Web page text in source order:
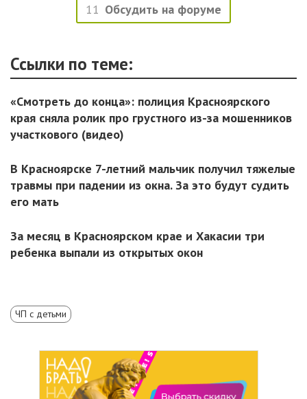
11 Обсудить на форуме
Ссылки по теме:
«Смотреть до конца»: полиция Красноярского
края сняла ролик про грустного из-за мошенников
участкового (видео)
В Красноярске 7-летний мальчик получил тяжелые
травмы при падении из окна. За это будут судить
его мать
За месяц в Красноярском крае и Хакасии три
ребенка выпали из открытых окон
ЧП с детьми